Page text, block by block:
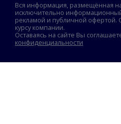
Вся информация, размещённая
исключительно
рекламой и публичной офертой.
курсу компании.
Оставаясь на сайте Вы
конфиденциальности